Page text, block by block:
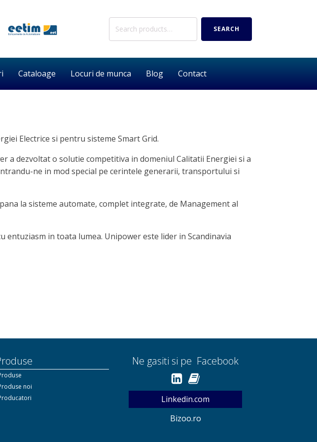
Search
SEARCH
Cataloage Locuri de munca Blog Contact
Electrice si pentru sisteme Smart Grid.
a dezvoltat o solutie competitiva in domeniul Calitatii Energiei si a
ne in mod special pe cerintele generarii, transportului si
la sisteme automate, complet integrate, de Management al
in toata lumea. Unipower este lider in Scandinavia
noi
Ne gasiti si pe Facebook
Linkedin.com
Bizoo.ro